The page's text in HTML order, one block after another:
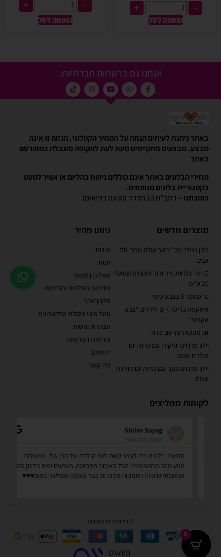
-
+
הוספה לסל
-
+
הוספה לסל
אנחנו גם ברשתות חברתיות:
באתר ניתנת לעיתים הנחה על המחיר הקטלוגי. הנחה זו אינה
מבצע. מבצעים מתקיימים מעת לעת לתקופה מוגבלת כמפורסם
באתר
מחירי הבלונים באתר אינם כוללים ניפוח בהליום או אוויר למעט
בקטגוריית בלונים מנופחים.
כתובתנו – רמב"ם 13 חדרה (הגעה בתיאום)
מוצרים חדשים
בלון מיילר 26" צהוב עולה מכבי תל
אביב
10 יח' צלחות נייר ורוד פוקסיה מטאלי
20 ס"מ
נר מספר 5 בצבע כסף
משקפת בריכה / ים לילדים *צבע
אקראי*
זוג מטקות עץ עם כדור
וילון פרנזים יוניקורן עם כרזה יום
הולדת שמח
וילון פרנזים כסף עם כרזה יום הולדת
שמח
ניווט מהיר
אודות
חנות
שאלות נפוצות
מדיניות החלפות והחזרות
תקנון אתר
נוהל פינוי פסולת אלקטרונית
הצהרת נגישות
מדיניות הפרטיות
דרושים
צרו קשר
לקוחות ממליצים
Shilav Sayag
איכות מדהימה!
הזמנתי בלונים כדי לעצב קשת ליום הולדת של הבן שלי, המשלוח
הגיע מהר מהמצופה!! הכל באיכות מדהימה, בצבעים יפים בדיוק כמו
שחשבתי שיהיו!! התמונות מדברות בעד עצמן!! ממליצה בחום♥️♥️♥️
© כל הזכויות שמורות
0